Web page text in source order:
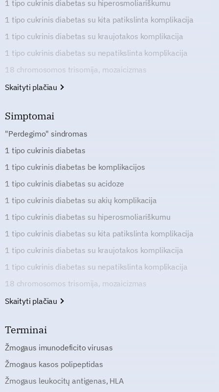
1 tipo cukrinis diabetas su hiperosmoliariškumu
1 tipo cukrinis diabetas su kita patikslinta komplikacija
1 tipo cukrinis diabetas su kraujotakos komplikacija
1 tipo cukrinis diabetas su nepatikslinta komplikacija
18 chromosomos trisomija, mozaicizmas
Skaityti plačiau
Simptomai
"Perdegimo" sindromas
1 tipo cukrinis diabetas
1 tipo cukrinis diabetas be komplikacijos
1 tipo cukrinis diabetas su acidoze
1 tipo cukrinis diabetas su akių komplikacija
1 tipo cukrinis diabetas su hiperosmoliariškumu
1 tipo cukrinis diabetas su kita patikslinta komplikacija
1 tipo cukrinis diabetas su kraujotakos komplikacija
1 tipo cukrinis diabetas su nepatikslinta komplikacija
18 chromosomos trisomija, mozaicizmas
Skaityti plačiau
Terminai
Žmogaus imunodeficito virusas
Žmogaus kasos polipeptidas
Žmogaus leukocitų antigenas, HLA